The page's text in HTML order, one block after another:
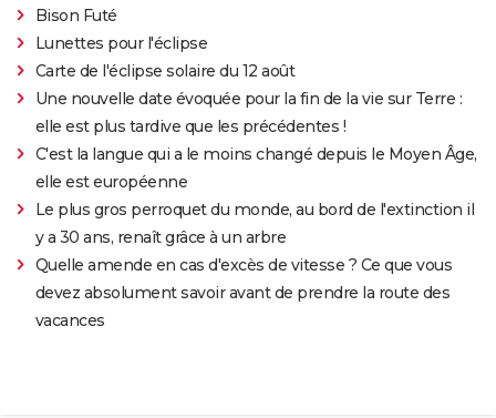
Bison Futé
Lunettes pour l'éclipse
Carte de l'éclipse solaire du 12 août
Une nouvelle date évoquée pour la fin de la vie sur Terre :
elle est plus tardive que les précédentes !
C'est la langue qui a le moins changé depuis le Moyen Âge,
elle est européenne
Le plus gros perroquet du monde, au bord de l'extinction il
y a 30 ans, renaît grâce à un arbre
Quelle amende en cas d'excès de vitesse ? Ce que vous
devez absolument savoir avant de prendre la route des
vacances